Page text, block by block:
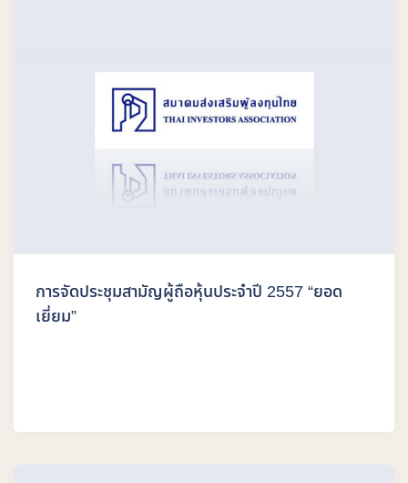
การจัดประชุมสามัญผู้ถือหุ้นประจำปี 2557 “ยอด
เยี่ยม”